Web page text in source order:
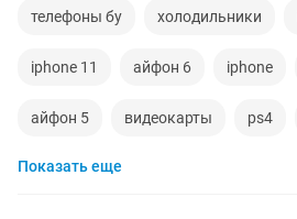
телефоны бу холодильники
iphone 11 айфон 6 iphone
айфон 5 видеокарты ps4
смартфон
Показать еще